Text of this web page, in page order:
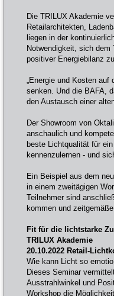
Die TRILUX Akademie
Retailarchitekten,
liegen in der
Notwendigkeit, sich
positiver Energiebilanz
„Energie und Kosten
senken. Und die BAFA,
den Austausch einer
Der Showroom von
anschaulich und
beste Lichtqualität für
kennenzulernen - und
Ein Beispiel aus dem
in einem zweitägigen
Teilnehmer sind
kommen und
Fit für die lichtstarke
TRILUX Akademie
20.10.2022 Retail-
Wie kann Licht so
Dieses Seminar
Ausstrahlwinkel und
Workshop die